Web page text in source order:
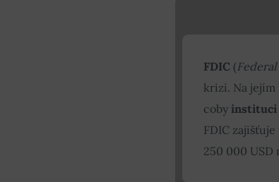
FDIC(
krizi. Na jejím
coby instituci
FDIC
250 000 USD